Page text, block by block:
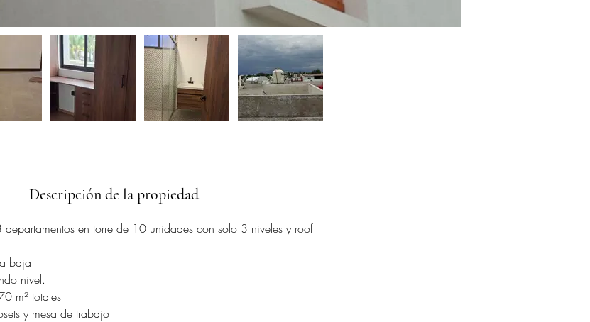
Descripción de la propiedad
departamentos en torre de 10 unidades con solo 3 niveles y roof
baja
nivel.
m² totales
y mesa de trabajo